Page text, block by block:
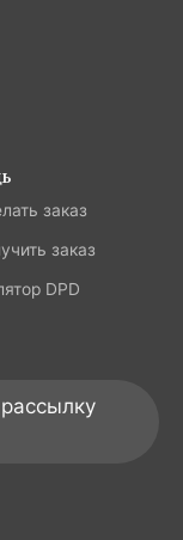
заказ
заказ
DPD